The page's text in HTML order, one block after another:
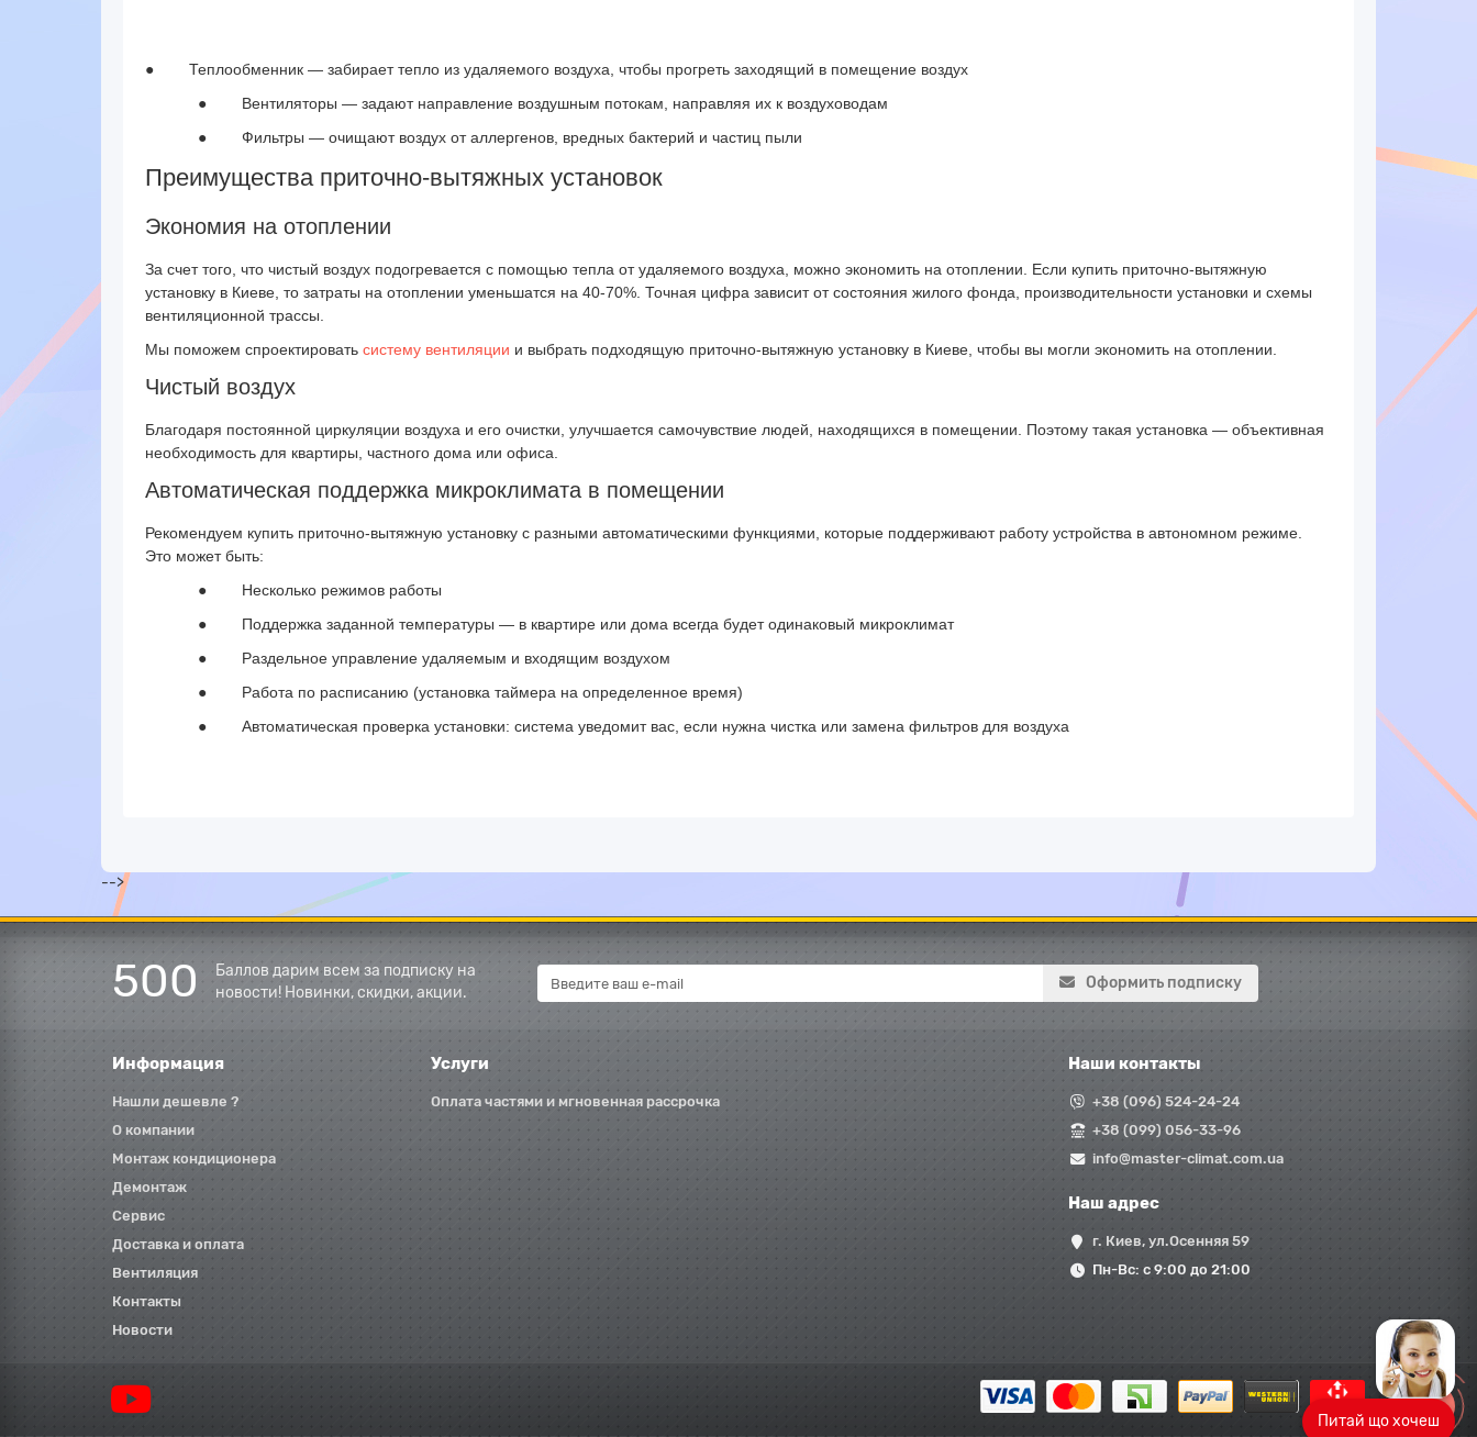
●
Теплообменник — забирает тепло из удаляемого воздуха, чтобы прогреть заходящий в помещение воздух
●
Вентиляторы — задают направление воздушным потокам, направляя их к воздуховодам
●
Фильтры — очищают воздух от аллергенов, вредных бактерий и частиц пыли
Преимущества приточно-вытяжных установок
Экономия на отоплении
За счет того, что чистый воздух подогревается с помощью тепла от удаляемого воздуха, можно экономить на отоплении. Если купить приточно-вытяжную
установку в Киеве, то затраты на отоплении уменьшатся на 40-70%. Точная цифра зависит от состояния жилого фонда, производительности установки и схемы
вентиляционной трассы.
Мы поможем спроектировать систему вентиляции и выбрать подходящую приточно-вытяжную установку в Киеве, чтобы вы могли экономить на отоплении.
Чистый воздух
Благодаря постоянной циркуляции воздуха и его очистки, улучшается самочувствие людей, находящихся в помещении. Поэтому такая установка — объективная
необходимость для квартиры, частного дома или офиса.
Автоматическая поддержка микроклимата в помещении
Рекомендуем купить приточно-вытяжную установку с разными автоматическими функциями, которые поддерживают работу устройства в автономном режиме.
Это может быть:
●
Несколько режимов работы
●
Поддержка заданной температуры — в квартире или дома всегда будет одинаковый микроклимат
●
Раздельное управление удаляемым и входящим воздухом
●
Работа по расписанию (установка таймера на определенное время)
●
Автоматическая проверка установки: система уведомит вас, если нужна чистка или замена фильтров для воздуха
-->
500
Баллов дарим всем за подписку на
новости! Новинки, скидки, акции.
Оформить подписку
Информация
Нашли дешевле ?
О компании
Монтаж кондиционера
Демонтаж
Сервис
Доставка и оплата
Вентиляция
Контакты
Новости
Услуги
Оплата частями и мгновенная рассрочка
Наши контакты
+38 (096) 524-24-24
+38 (099) 056-33-96
info@master-climat.com.ua
Наш адрес
г. Киев, ул.Осенняя 59
Пн-Вс: с 9:00 до 21:00
Питай що хочеш